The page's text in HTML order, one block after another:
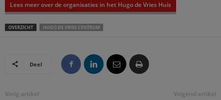
Lees meer over de organisaties in het Hugo de Vries Huis
OVERZICHT HUGO DE VRIES CENTRUM
Deel
Vorig artikel Volgend artikel